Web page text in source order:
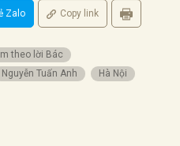
Zalo Copy link
theo lời Bác
Nguyễn Tuấn Anh
Hà Nội